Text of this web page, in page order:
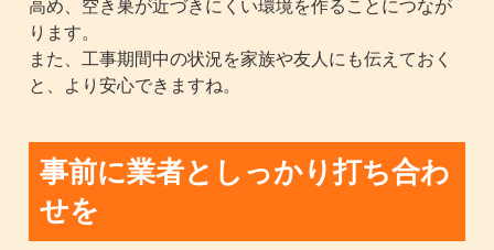
高め、空き巣が近づきにくい環境を作ることにつなが
ります。
また、工事期間中の状況を家族や友人にも伝えておく
と、より安心できますね。
事前に業者としっかり打ち合わ
せを